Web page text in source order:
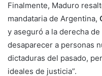
Finalmente, Maduro
mandataria de Argentina,
y aseguró a la derecha
desaparecer a personas
dictaduras del pasado,
ideales de justicia”.